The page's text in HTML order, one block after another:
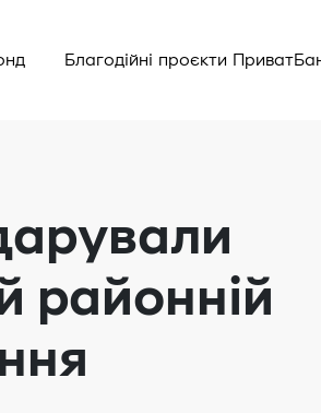
Благодійні проєкти
районній